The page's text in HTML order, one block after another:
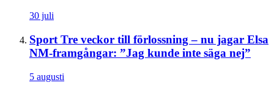
30 juli
Sport Tre veckor till förlossning – nu jagar Elsa
NM-framgångar: ”Jag kunde inte säga nej”
5 augusti